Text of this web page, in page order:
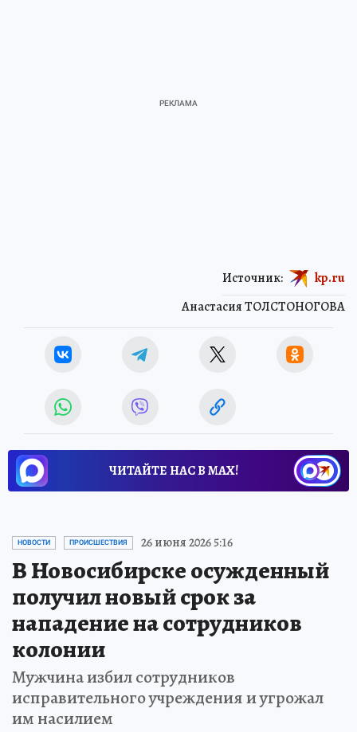
Анастасия ТОЛСТОНОГОВА
Источник: kp.ru
ЧИТАЙТЕ НАС В МАХ!
НОВОСТИ ПРОИСШЕСТВИЯ 26 июня 2026 5:16
В Новосибирске осужденный
получил новый срок за
нападение на сотрудников
колонии
Мужчина избил сотрудников
исправительного учреждения и угрожал
им насилием